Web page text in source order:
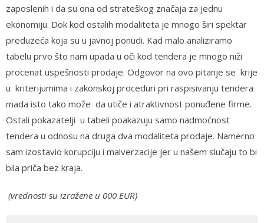
zaposlenih i da su ona od strateškog značaja za jednu
ekonomiju. Dok kod ostalih modaliteta je mnogo širi spektar
preduzeća koja su u javnoj ponudi. Kad malo analiziramo
tabelu prvo što nam upada u oči kod tendera je mnogo niži
procenat uspešnosti prodaje. Odgovor na ovo pitanje se krije
u kriterijumima i zakonskoj proceduri pri raspisivanju tendera
mada isto tako može da utiče i atraktivnost ponuđene firme.
Ostali pokazatelji u tabeli poakazuju samo nadmoćnost
tendera u odnosu na druga dva modaliteta prodaje. Namerno
sam izostavio korupciju i malverzacije jer u našem slučaju to bi
bila priča bez kraja.
(vrednosti su izražene u 000 EUR)